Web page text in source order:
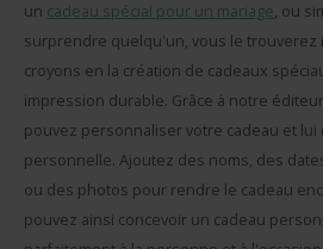
un cadeau spécial pour un mariage, ou
surprendre quelqu'un, vous le trouverez
croyons en la création de cadeaux
impression durable. Grâce à notre
pouvez personnaliser votre cadeau et
personnelle. Ajoutez des noms, des
ou des photos pour rendre le cadeau
pouvez ainsi concevoir un cadeau